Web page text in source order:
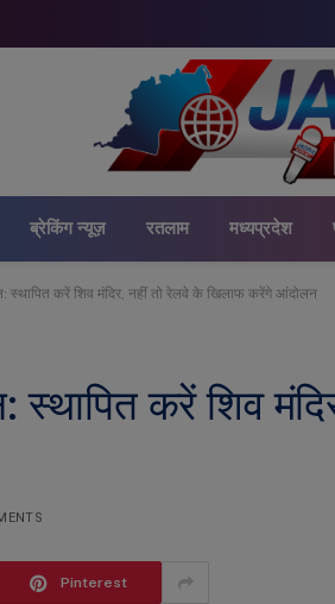
ब्रेकिंग न्यूज़ रतलाम मध्यप्रदेश
स्थापित करें शिव मंदिर, नहीं तो रेलवे के खिलाफ करेंगे आंदोलन
स्थापित करें शिव
Pinterest